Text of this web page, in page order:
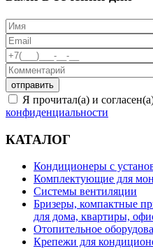
Я прочитал(а) и
конфиденциальности
КАТАЛОГ
Кондиционеры с
Комплектующие для
Системы вентиляции
Бризеры, компактные
для дома, квартиры,
Отопительное
Крепежи для